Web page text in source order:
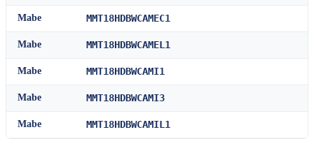
Mabe MMT18HDBWCAMEC1
Mabe MMT18HDBWCAMEL1
Mabe MMT18HDBWCAMI1
Mabe MMT18HDBWCAMI3
Mabe MMT18HDBWCAMIL1